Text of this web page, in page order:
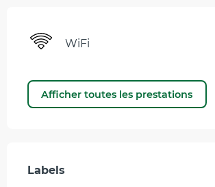
WiFi
Afficher toutes les prestations
Offres de prestations
Labels
Labels